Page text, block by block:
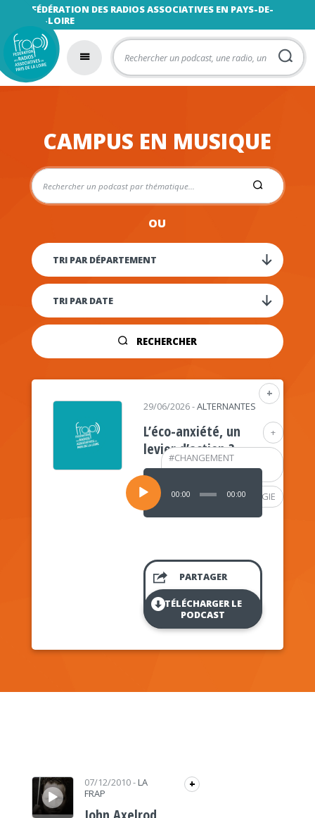
FÉDÉRATION DES RADIOS ASSOCIATIVES EN PAYS-DE-
LA-LOIRE
CAMPUS EN MUSIQUE
OU
RECHERCHER
+
+
#CHANGEMENT
CLIMATIQUE
#PSYCHOLOGIE
29/06/2026-ALTERNANTES
L’éco-anxiété, un
levier d’action ?
Lecteur
audio
00:00 00:00
PARTAGER
TÉLÉCHARGER LE
PODCAST
Lecteur audio 07/12/2010- LA
FRAP
+